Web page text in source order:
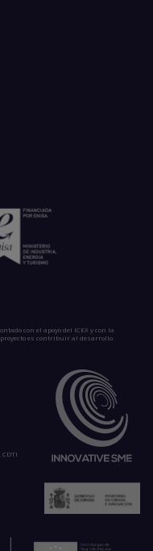
con el apoyo del ICEX y con la
proyecto es contribuir al desarrollo